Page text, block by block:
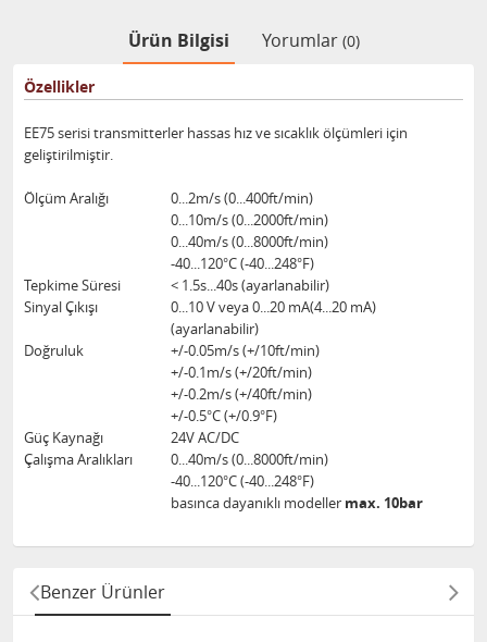
Ürün Bilgisi Yorumlar (0)
Özellikler
EE75 serisi transmitterler hassas hız ve sıcaklık ölçümleri için
geliştirilmiştir.
Ölçüm Aralığı
0...2m/s (0...400ft/min)
0...10m/s (0...2000ft/min)
0...40m/s (0...8000ft/min)
-40...120°C (-40...248°F)
Tepkime Süresi
< 1.5s...40s (ayarlanabilir)
Sinyal Çıkışı
0...10 V veya 0...20 mA(4...20 mA)
(ayarlanabilir)
Doğruluk
+/-0.05m/s (+/10ft/min)
+/-0.1m/s (+/20ft/min)
+/-0.2m/s (+/40ft/min)
+/-0.5°C (+/0.9°F)
Güç Kaynağı
24V AC/DC
Çalışma Aralıkları
0...40m/s (0...8000ft/min)
-40...120°C (-40...248°F)
basınca dayanıklı modeller max. 10bar
Benzer Ürünler